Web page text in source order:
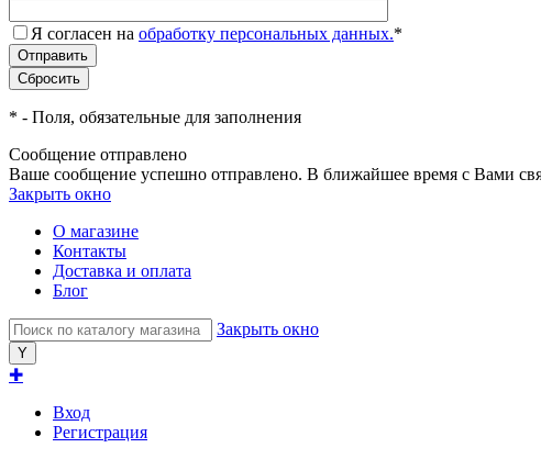
Я согласен на обработку персональных данных.*
* - Поля, обязательные для заполнения
Сообщение отправлено
Ваше сообщение успешно отправлено. В ближайшее время с Вами
Закрыть окно
О магазине
Контакты
Доставка и оплата
Блог
Закрыть окно
✚
Вход
Регистрация